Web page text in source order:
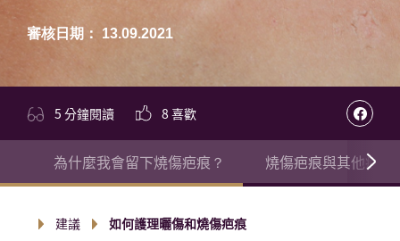
審核日期： 13.09.2021
5 分鐘閱讀 8 喜歡
為什麼我會留下燒傷疤痕？ 燒傷疤痕與其他疤痕
建議 如何護理曬傷和燒傷疤痕